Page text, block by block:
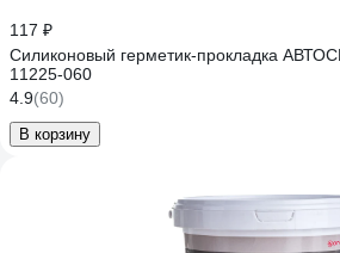
117 ₽
Силиконовый герметик-прокладка
11225-060
4.9(60)
В корзину